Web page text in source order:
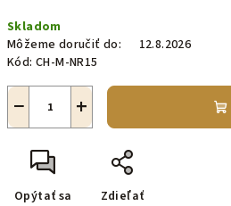
cena:
Skladom
Môžeme doručiť do:
12.8.2026
Kód: CH-M-NR15
+
−
Opýtať sa Zdieľať